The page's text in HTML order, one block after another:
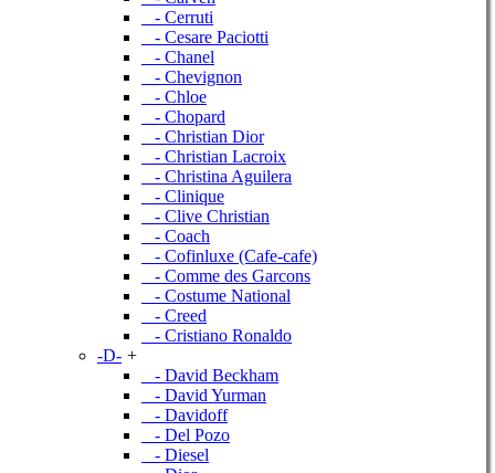
- Cerruti
- Cesare Paciotti
- Chanel
- Chevignon
- Chloe
- Chopard
- Christian Dior
- Christian Lacroix
- Christina Aguilera
- Clinique
- Clive Christian
- Coach
- Cofinluxe (Cafe-cafe)
- Comme des Garcons
- Costume National
- Creed
- Cristiano Ronaldo
-D- +
- David Beckham
- David Yurman
- Davidoff
- Del Pozo
- Diesel